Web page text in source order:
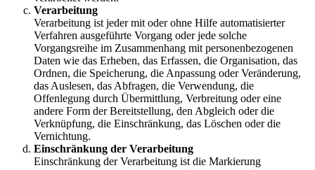
Verarbeitung
Verarbeitung ist jeder mit oder ohne Hilfe automatisierter
Verfahren ausgeführte Vorgang oder jede solche
Vorgangsreihe im Zusammenhang mit personenbezogenen
Daten wie das Erheben, das Erfassen, die Organisation, das
Ordnen, die Speicherung, die Anpassung oder Veränderung,
das Auslesen, das Abfragen, die Verwendung, die
Offenlegung durch Übermittlung, Verbreitung oder eine
andere Form der Bereitstellung, den Abgleich oder die
Verknüpfung, die Einschränkung, das Löschen oder die
Vernichtung.
Einschränkung der Verarbeitung
Einschränkung der Verarbeitung ist die Markierung